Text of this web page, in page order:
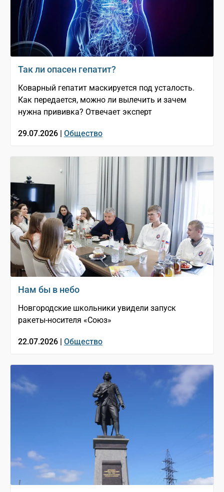
Так ли опасен гепатит?
Коварный гепатит маскируется под усталость.
Как передается, можно ли вылечить и зачем
нужна прививка? Отвечает эксперт
29.07.2026 | Общество
Нам бы в небо
Новгородские школьники увидели запуск
ракеты-носителя «Союз»
22.07.2026 | Общество